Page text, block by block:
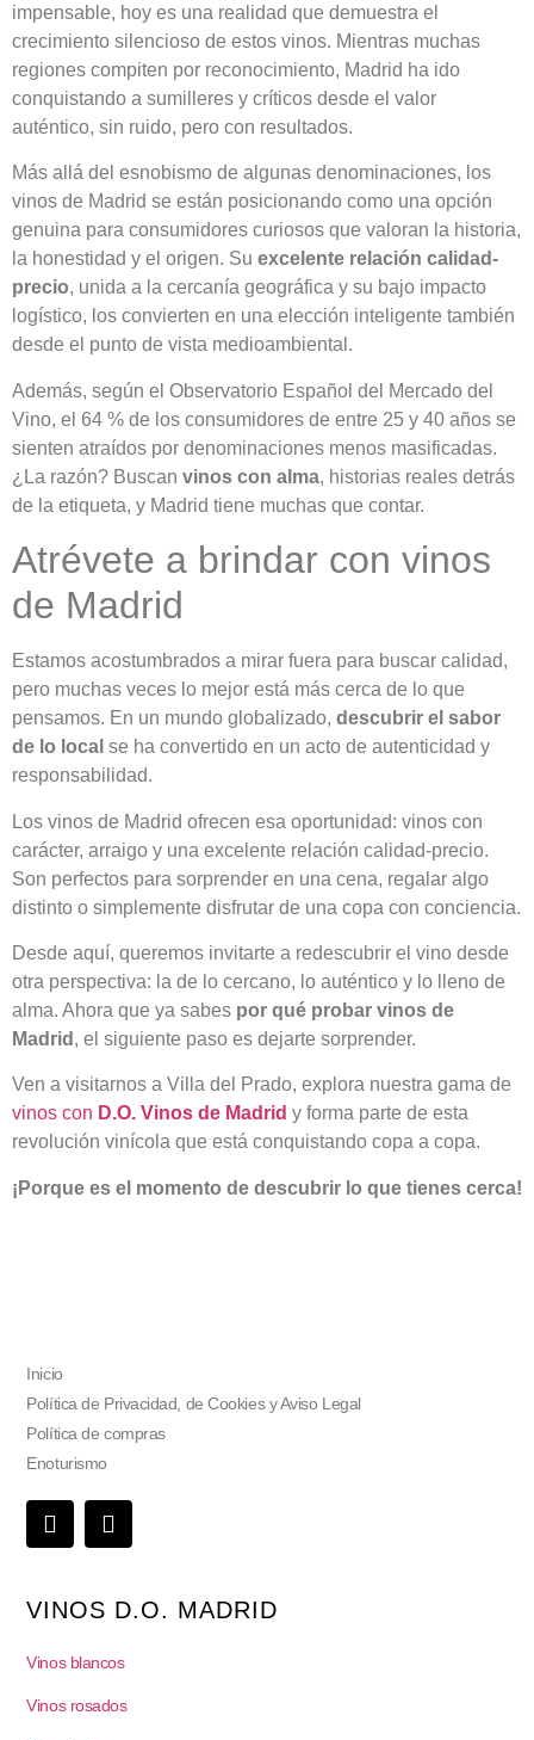
impensable, hoy es una realidad que demuestra el
crecimiento silencioso de estos vinos. Mientras muchas
regiones compiten por reconocimiento, Madrid ha ido
conquistando a sumilleres y críticos desde el valor
auténtico, sin ruido, pero con resultados.
Más allá del esnobismo de algunas denominaciones, los
vinos de Madrid se están posicionando como una opción
genuina para consumidores curiosos que valoran la historia,
la honestidad y el origen. Su excelente relación calidad-
precio, unida a la cercanía geográfica y su bajo impacto
logístico, los convierten en una elección inteligente también
desde el punto de vista medioambiental.
Además, según el Observatorio Español del Mercado del
Vino, el 64 % de los consumidores de entre 25 y 40 años se
sienten atraídos por denominaciones menos masificadas.
¿La razón? Buscan vinos con alma, historias reales detrás
de la etiqueta, y Madrid tiene muchas que contar.
Atrévete a brindar con vinos
de Madrid
Estamos acostumbrados a mirar fuera para buscar calidad,
pero muchas veces lo mejor está más cerca de lo que
pensamos. En un mundo globalizado, descubrir el sabor
de lo local se ha convertido en un acto de autenticidad y
responsabilidad.
Los vinos de Madrid ofrecen esa oportunidad: vinos con
carácter, arraigo y una excelente relación calidad-precio.
Son perfectos para sorprender en una cena, regalar algo
distinto o simplemente disfrutar de una copa con conciencia.
Desde aquí, queremos invitarte a redescubrir el vino desde
otra perspectiva: la de lo cercano, lo auténtico y lo lleno de
alma. Ahora que ya sabes por qué probar vinos de
Madrid , el siguiente paso es dejarte sorprender.
Ven a visitarnos a Villa del Prado, explora nuestra gama de
vinos con D.O. Vinos de Madrid y forma parte de esta
revolución vinícola que está conquistando copa a copa.
¡Porque es el momento de descubrir lo que tienes cerca!
Inicio
Política de Privacidad, de Cookies y Aviso Legal
Política de compras
Enoturismo
VINOS D.O. MADRID
Vinos blancos
Vinos rosados